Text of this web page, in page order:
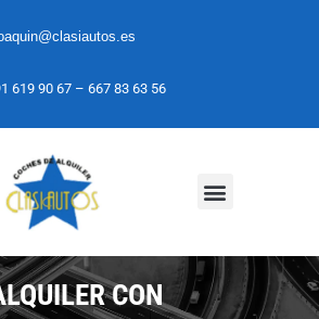
619 90 67 – 667 83 63 56
CON